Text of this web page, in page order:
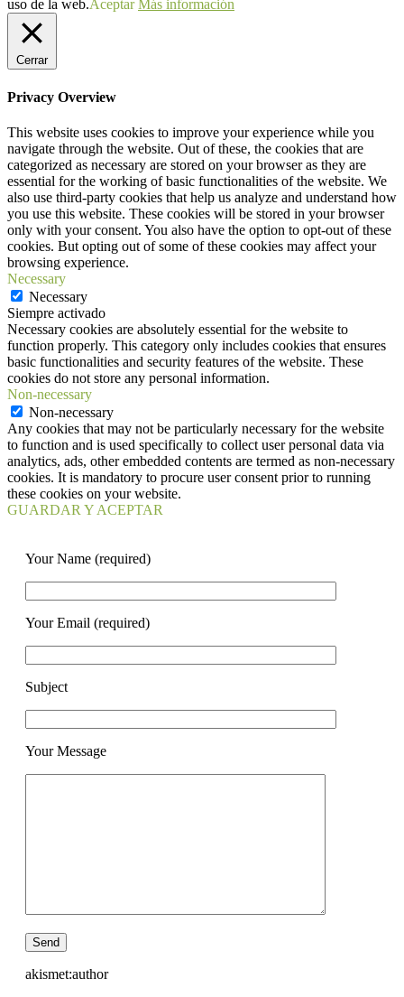
uso de la web.Aceptar Más información
Cerrar
Privacy Overview
This website uses cookies to improve your experience while you
navigate through the website. Out of these, the cookies that are
categorized as necessary are stored on your browser as they are
essential for the working of basic functionalities of the website. We
also use third-party cookies that help us analyze and understand how
you use this website. These cookies will be stored in your browser
only with your consent. You also have the option to opt-out of these
cookies. But opting out of some of these cookies may affect your
browsing experience.
Necessary
Necessary
Siempre activado
Necessary cookies are absolutely essential for the website to
function properly. This category only includes cookies that ensures
basic functionalities and security features of the website. These
cookies do not store any personal information.
Non-necessary
Non-necessary
Any cookies that may not be particularly necessary for the website
to function and is used specifically to collect user personal data via
analytics, ads, other embedded contents are termed as non-necessary
cookies. It is mandatory to procure user consent prior to running
these cookies on your website.
GUARDAR Y ACEPTAR
Your Name (required)
Your Email (required)
Subject
Your Message
akismet:author